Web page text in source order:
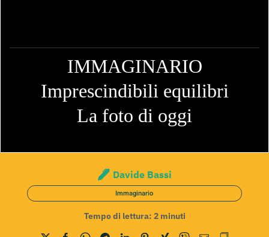
IMMAGINARIO
Imprescindibili equilibri
La foto di oggi
Davide Bassi
Immaginario
Tempo di lettura: 2 minuti